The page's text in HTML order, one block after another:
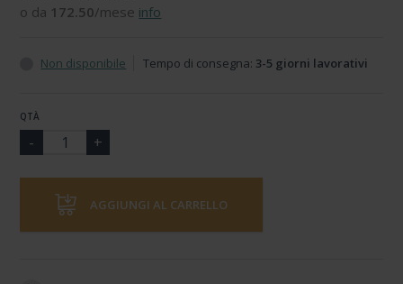
o da 172.50/mese info
Non disponibile Tempo di consegna: 3-5 giorni lavorativi
QTÀ
AGGIUNGI AL CARRELLO